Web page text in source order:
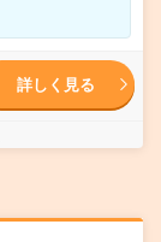
詳しく見る